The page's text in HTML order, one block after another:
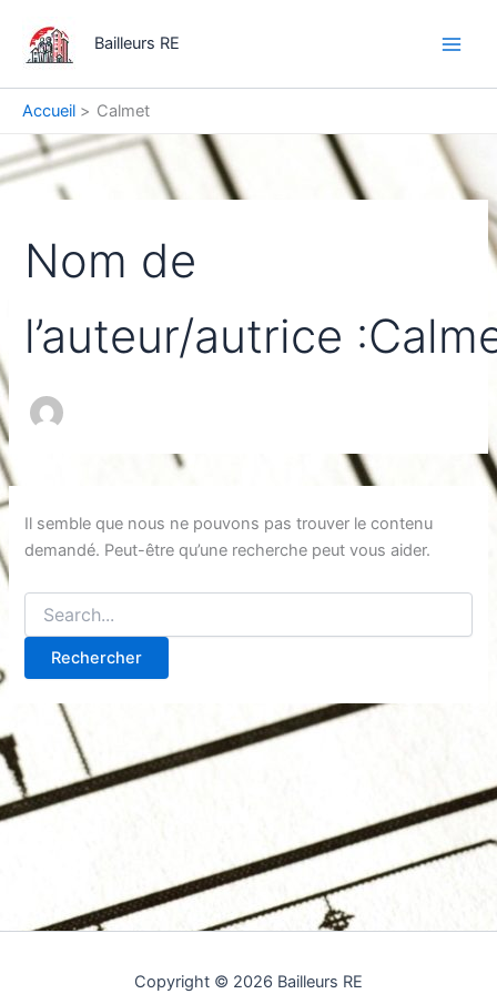
contenu
Bailleurs RE
Accueil Calmet
Nom de
l’auteur/autrice
Il semble que nous ne pouvons pas trouver le contenu
demandé. Peut-être qu’une recherche peut vous aider.
Rechercher :
Copyright © 2026 Bailleurs RE